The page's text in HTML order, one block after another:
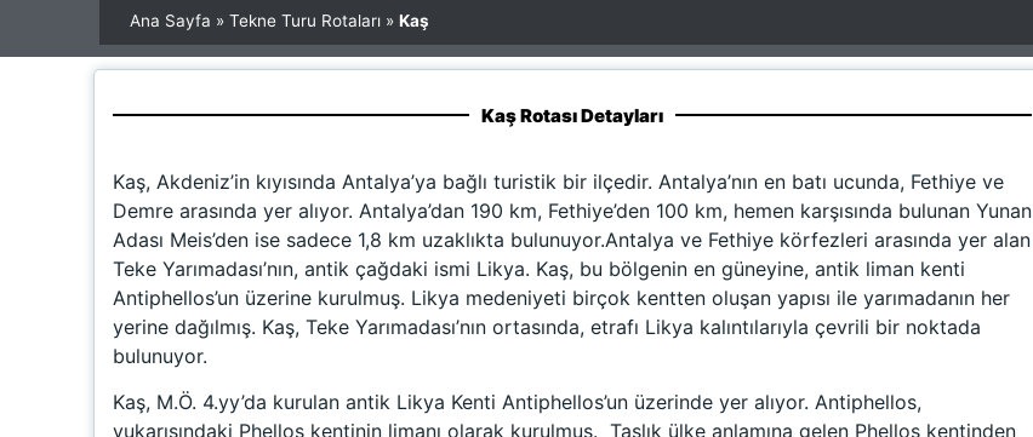
Ana Sayfa » Tekne Turu Rotaları » Kaş
Kaş Rotası Detayları
Kaş, Akdeniz’in kıyısında Antalya’ya bağlı turistik bir ilçedir. Antalya’nın en batı ucunda, Fethiye ve
Demre arasında yer alıyor. Antalya’dan 190 km, Fethiye’den 100 km, hemen karşısında bulunan Yunan
Adası Meis’den ise sadece 1,8 km uzaklıkta bulunuyor.Antalya ve Fethiye körfezleri arasında yer alan
Teke Yarımadası’nın, antik çağdaki ismi Likya. Kaş, bu bölgenin en güneyine, antik liman kenti
Antiphellos’un üzerine kurulmuş. Likya medeniyeti birçok kentten oluşan yapısı ile yarımadanın her
yerine dağılmış. Kaş, Teke Yarımadası’nın ortasında, etrafı Likya kalıntılarıyla çevrili bir noktada
bulunuyor.
Kaş, M.Ö. 4.yy’da kurulan antik Likya Kenti Antiphellos’un üzerinde yer alıyor. Antiphellos,
yukarısındaki Phellos kentinin limanı olarak kurulmuş. Taşlık ülke anlamına gelen Phellos kentinden